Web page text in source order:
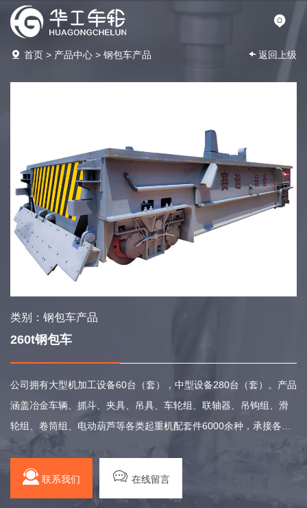
首页 > 产品中心 > 钢包车产品 返回上级
类别：钢包车产品
260t钢包车
公司拥有大型机加工设备60台（套），中型设备280台（套）。产品
涵盖冶金车辆、抓斗、夹具、吊具、车轮组、联轴器、吊钩组、滑
轮组、卷筒组、电动葫芦等各类起重机配套件6000余种，承接各种
联系我们 在线留言